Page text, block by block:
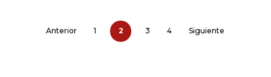
Anterior 1 2 3 4 Siguiente